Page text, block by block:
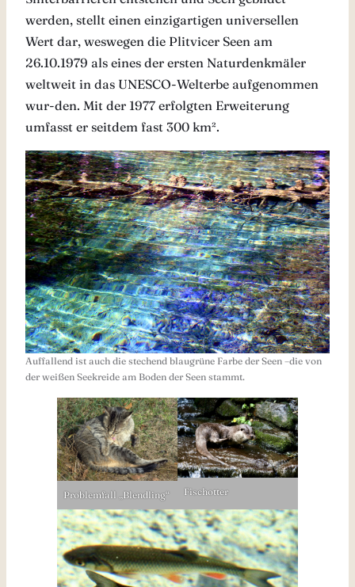
werden, stellt einen einzigartigen universellen
Wert dar, weswegen die Plitvicer Seen am
26.10.1979 als eines der ersten Naturdenkmäler
weltweit in das UNESCO-Welterbe aufgenommen
wur-den. Mit der 1977 erfolgten Erweiterung
umfasst er seitdem fast 300 km².
Auffallend ist auch die stechend blaugrüne Farbe der Seen –die von
der weißen Seekreide am Boden der Seen stammt.
Problemfall „Blendling“ Fischotter